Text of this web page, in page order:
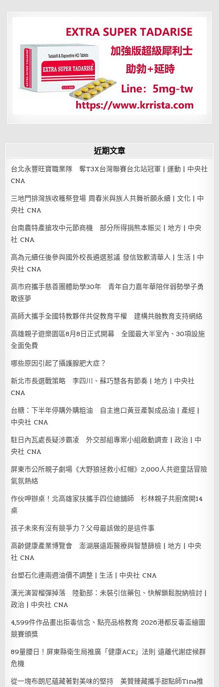
近期文章
台北永豐旺寶職業隊 奪T3X台灣聯賽台北站冠軍 | 運動 | 中央社
CNA
三地門排灣族收穫祭登場 周春米與族人共舞祈願永續 | 文化 | 中
央社 CNA
台南農特產搶攻中元節商機 部分所得捐熊本賑災 | 地方 | 中央
社 CNA
高為元續任後參與國外校長遴選惹議 發信致歉清華人 | 生活 | 中
央社 CNA
高市府攜手慈善團體助學30年 青年自力嘉年華陪伴弱勢學子勇
敢逐夢
高師大攜手全國特教夥伴共促教育平權 建構共融教育支持網絡
高雄親子遊樂園區8月8日正式開幕 全國最大半室內、30項設施
全面免費
哪些原因引起了攝護腺肥大症？
新北市長選戰策略 李四川、蘇巧慧各有節奏 | 地方 | 中央社
CNA
台糖：下半年停購外購粗油 自主進口黃豆產製成品油 | 產經 |
中央社 CNA
駐日內瓦處長疑涉霸凌 外交部組專案小組啟動調查 | 政治 | 中
央社 CNA
屏東市公所親子劇場《大野狼拯救小紅帽》2,000人共遊童話冒險
氣氛熱絡
作伙呷辦桌！北高雄家扶攜手四位總舖師 杉林親子共廚席開14
桌
孩子未來有沒有競爭力？父母最該做的是這件事
高齡健康產業博覽會 澎湖展遠距醫療與智慧篩檢 | 地方 | 中央
社 CNA
台塑石化連兩週油價不調整 | 生活 | 中央社 CNA
漢光演習榴彈掉落 陸勤部：未裝引信藥包、快解鎖鬆脫納檢討 |
政治 | 中央社 CNA
4,599件作品畫出拒毒信念、點亮品格教育 2026港都反毒盃繪圖
競賽頒獎
89量腰日！屏東縣衛生局推廣「健康ACE」法則 遠離代謝症候群
危機
從一塊布朗尼蘊藏著對美味的堅持 美贊臻藏攜手甜點師Tina推